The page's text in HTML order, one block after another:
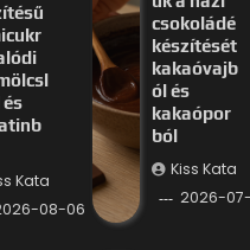
és
Kata
08-06
csokoládé
készítését
kakaóvajb
ól és
kakaópor
ból
Kiss Kata
2026-